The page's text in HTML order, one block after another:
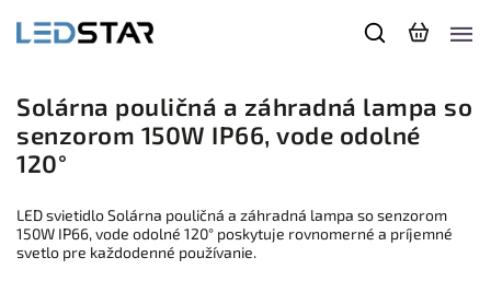
Solárna pouličná a záhradná lampa so
senzorom 150W IP66, vode odolné
120°
LED svietidlo Solárna pouličná a záhradná lampa so senzorom
150W IP66, vode odolné 120° poskytuje rovnomerné a príjemné
svetlo pre každodenné používanie.